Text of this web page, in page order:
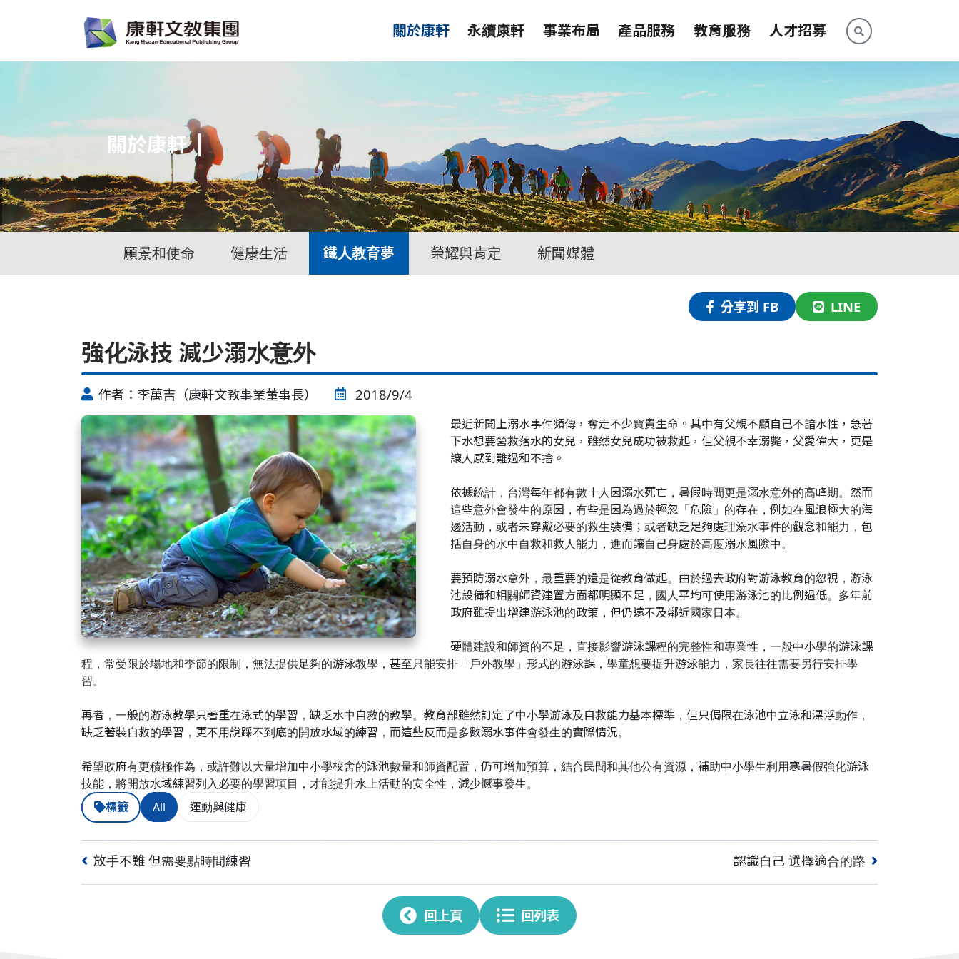
關於康軒 永續康軒 事業布局 產品服務 教育服務 人才招募
關於康軒
願景和使命 健康生活 鐵人教育夢 榮耀與肯定 新聞媒體
分享到 FB LINE
強化泳技 減少溺水意外
作者：李萬吉（康軒文教事業董事長） 2018/9/4
最近新聞上溺水事件頻傳，奪走不少寶貴生命。其中有父親不顧自己不諳水性，急著
下水想要營救落水的女兒，雖然女兒成功被救起，但父親不幸溺斃，父愛偉大，更是
讓人感到難過和不捨。
依據統計，台灣每年都有數十人因溺水死亡，暑假時間更是溺水意外的高峰期。然而
這些意外會發生的原因，有些是因為過於輕忽「危險」的存在，例如在風浪極大的海
邊活動，或者未穿戴必要的救生裝備；或者缺乏足夠處理溺水事件的觀念和能力，包
括自身的水中自救和救人能力，進而讓自己身處於高度溺水風險中。
要預防溺水意外，最重要的還是從教育做起。由於過去政府對游泳教育的忽視，游泳
池設備和相關師資建置方面都明顯不足，國人平均可使用游泳池的比例過低。多年前
政府雖提出增建游泳池的政策，但仍遠不及鄰近國家日本。
硬體建設和師資的不足，直接影響游泳課程的完整性和專業性，一般中小學的游泳課
程，常受限於場地和季節的限制，無法提供足夠的游泳教學，甚至只能安排「戶外教學」形式的游泳課，學童想要提升游泳能力，家長往往需要另行安排學
習。
再者，一般的游泳教學只著重在泳式的學習，缺乏水中自救的教學。教育部雖然訂定了中小學游泳及自救能力基本標準，但只侷限在泳池中立泳和漂浮動作，
缺乏著裝自救的學習，更不用說踩不到底的開放水域的練習，而這些反而是多數溺水事件會發生的實際情況。
希望政府有更積極作為，或許難以大量增加中小學校舍的泳池數量和師資配置，仍可增加預算，結合民間和其他公有資源，補助中小學生利用寒暑假強化游泳
技能，將開放水域練習列入必要的學習項目，才能提升水上活動的安全性，減少憾事發生。
標籤
All 運動與健康
放手不難 但需要點時間練習 認識自己 選擇適合的路
回上頁 回列表